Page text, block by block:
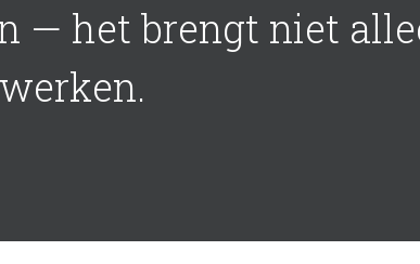
— het brengt niet